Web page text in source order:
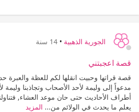
الجورية الذهبية • 14 سنة
قصة اعجبتني
قصة قراتها وحبيت انقلها لكم للعظة
مدعواً إلى وليمة لأحد الأصحاب وتجاذبنا وليمة
أطراف الأحاديث حتى حان موعد العشاء,
يعلم ما يحدث في الولائم من... المزيد